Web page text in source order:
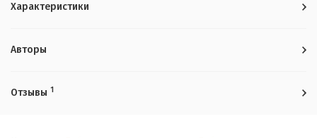
Характеристики
Авторы
Отзывы 1